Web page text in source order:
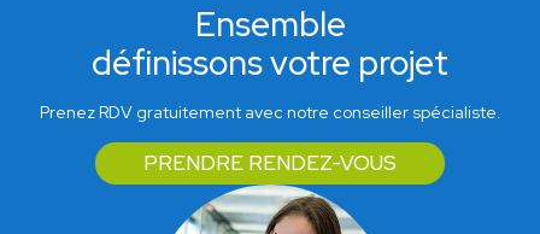
Ensemble
définissons votre projet
Prenez RDV gratuitement avec notre conseiller spécialiste.
PRENDRE RENDEZ-VOUS